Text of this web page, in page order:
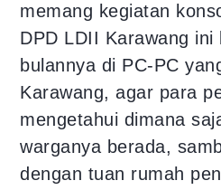
memang kegiatan
DPD LDII Karawang ini
bulannya di PC-PC
Karawang, agar para
mengetahui dimana
warganya berada,
dengan tuan rumah